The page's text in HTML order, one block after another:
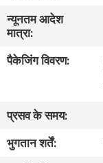
कारखाने
का
गुणवत्ता
नियंत्रण
न्यूनतम आदेश
मात्रा:
पैकेजिंग विवरण:
प्रसव के समय:
भुगतान शर्तें: